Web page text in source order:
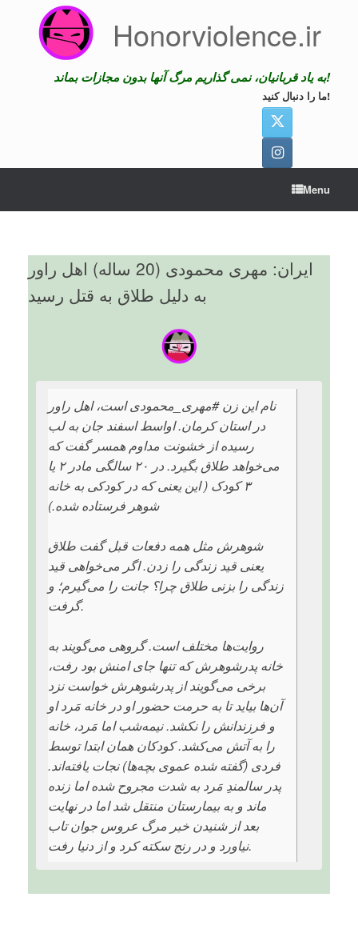
Honorviolence.ir
به یاد قربانیان، نمی گذاریم مرگ آنها بدون مجازات بماند!
ما را دنبال کنید!
Menu
ایران: مهری محمودی (20 ساله) اهل راور
به دلیل طلاق به قتل رسید
نام این زن #مهری_محمودی است، اهل راور
در استان کرمان. اواسط اسفند جان به لب
رسیده از خشونت مداوم همسر گفت که
می‌خواهد طلاق بگیرد. در ۲۰ سالگی مادر ۲ یا
۳ کودک ( این یعنی که در کودکی به خانه
شوهر فرستاده شده.)
شوهرش مثل همه دفعات قبل گفت طلاق
یعنی قید زندگی را زدن. اگر می‌خواهی قید
زندگی را بزنی طلاق چرا؟ جانت را می‌گیرم؛ و
گرفت.
روایت‌ها مختلف است. گروهی می‌گویند به
خانه پدرشوهرش که تنها جای امنش بود رفت،
برخی می‌گویند از پدرشوهرش خواست نزد
آن‌ها بیاید تا به حرمت حضور او در خانه مَرد او
و فرزندانش را نکشد. نیمه‌شب اما مَرد، خانه
را به آتش می‌کشد. کودکان همان ابتدا توسط
فردی (گفته شده عموی بچه‌ها) نجات یافته‌اند.
پدر سالمندِ مَرد به شدت مجروح شده اما زنده
ماند و به بیمارستان منتقل شد اما در نهایت
بعد از شنیدن خبر مرگ عروس جوان تاب
نیاورد و در رنج سکته کرد و از دنیا رفت.